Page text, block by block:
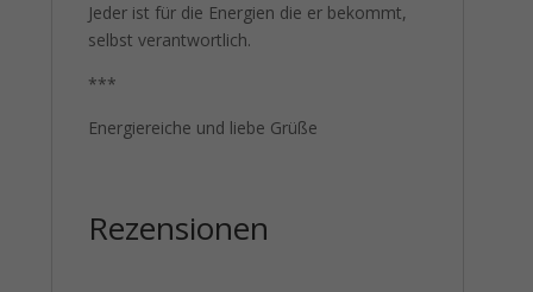
Jeder ist für die Energien die er bekommt,
selbst verantwortlich.
***
Energiereiche und liebe Grüße
Rezensionen